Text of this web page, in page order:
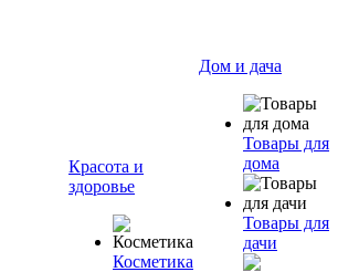
Красота и
здоровье
Косметика
Дом и дача
Товары для
дома
Товары для
дачи